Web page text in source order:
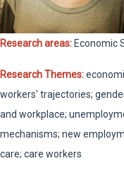
Research areas: Economic
Research Themes:
workers' trajectories;
and workplace;
mechanisms; new
care; care workers